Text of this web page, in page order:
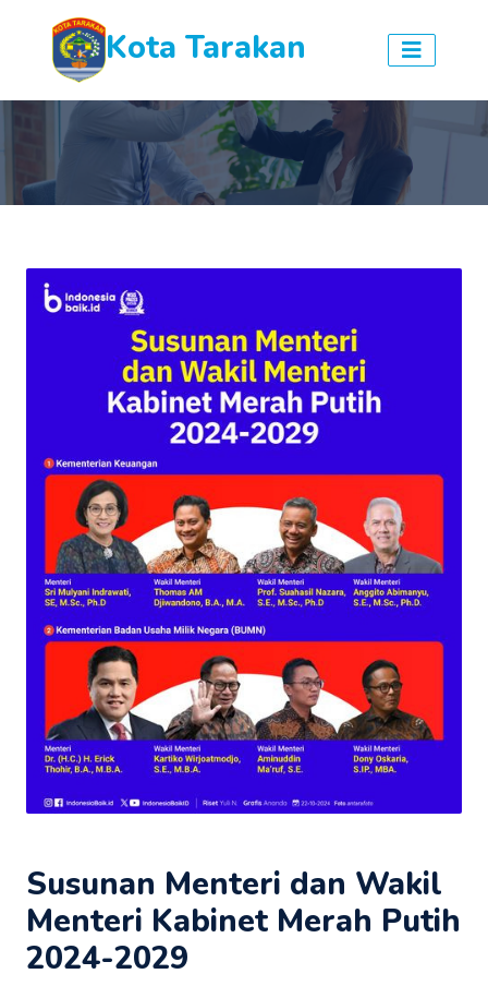
Kota Tarakan
Susunan Menteri dan Wakil
Menteri Kabinet Merah Putih
2024-2029